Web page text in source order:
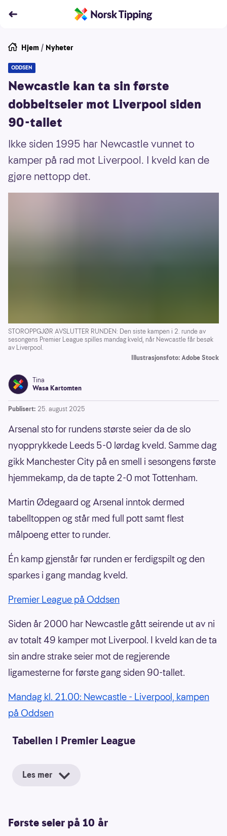
Hjem / Nyheter
ODDSEN
Newcastle kan ta sin første
dobbeltseier mot Liverpool siden
90-tallet
Ikke siden 1995 har Newcastle vunnet to
kamper på rad mot Liverpool. I kveld kan de
gjøre nettopp det.
STOROPPGJØR AVSLUTTER RUNDEN: Den siste kampen i 2. runde av
sesongens Premier League spilles mandag kveld, når Newcastle får besøk
av Liverpool.
Illustrasjonsfoto: Adobe Stock
Tina
Wasa Kartomten
Publisert: 25. august 2025
Arsenal sto for rundens største seier da de slo
nyopprykkede Leeds 5-0 lørdag kveld. Samme dag
gikk Manchester City på en smell i sesongens første
hjemmekamp, da de tapte 2-0 mot Tottenham.
Martin Ødegaard og Arsenal inntok dermed
tabelltoppen og står med full pott samt flest
målpoeng etter to runder.
Én kamp gjenstår før runden er ferdigspilt og den
sparkes i gang mandag kveld.
Premier League på Oddsen
Siden år 2000 har Newcastle gått seirende ut av ni
av totalt 49 kamper mot Liverpool. I kveld kan de ta
sin andre strake seier mot de regjerende
ligamesterne for første gang siden 90-tallet.
Mandag kl. 21.00: Newcastle - Liverpool, kampen
på Oddsen
Tabellen i Premier League
Les mer
Første seier på 10 år